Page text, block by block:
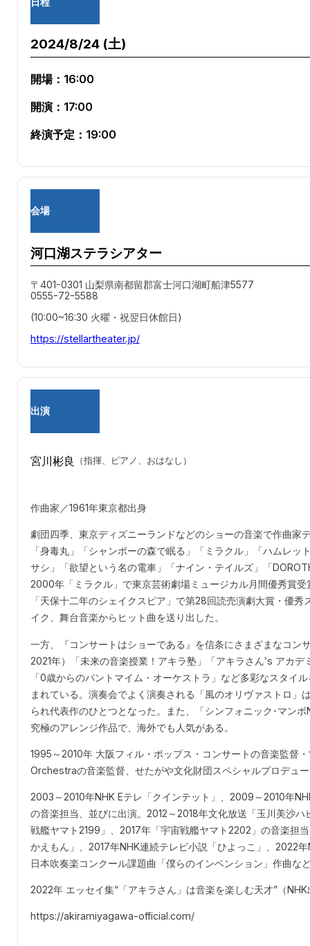
2024/8/24 (土)
開場：16:00
開演：17:00
終演予定：19:00
会場
河口湖ステラシアター
〒401-0301 山梨県南都留郡富士河口湖町船津5577
0555-72-5588
(10:00~16:30 火曜・祝翌日休館日)
https://stellartheater.jp/
出演
宮川彬良 （指揮、ピアノ、おはなし）
作曲家／1961年東京都出身
劇団四季、東京ディズニーランドなどのショーの音楽で作曲家
「身毒丸」「シャンポーの森で眠る」「ミラクル」「ハムレ
サシ」「欲望という名の電車」「ナイン・テイルズ」「
2000年「ミラクル」で東京芸術劇場ミュージカル月間優秀賞
「天保十二年のシェイクスピア」で第28回読売演劇大賞・優
イク、舞台音楽からヒット曲を送り出した。
一方、『コンサートはショーである』を信条にさまざまなコ
2021年）「未来の音楽授業！アキラ塾」「アキラさん’s アカ
「0歳からのパントマイム・オーケストラ」など多彩なスタイ
まれている。演奏会でよく演奏される「風のオリヴァストロ
られ代表作のひとつとなった。また、「シンフォニック･マン
究極のアレンジ作品で、海外でも人気がある。
1995～2010年 大阪フィル・ポップス・コンサートの音楽監督
Orchestraの音楽監督、せたがや文化財団スペシャルプロデュ
2003～2010年NHK Eテレ「クインテット」、2009～2010年
の音楽担当、並びに出演。2012～2018年文化放送「玉川美沙
戦艦ヤマト2199」、2017年「宇宙戦艦ヤマト2202」の音楽担
かえもん」、2017年NHK連続テレビ小説「ひよっこ」、2022
日本吹奏楽コンクール課題曲「僕らのインベンション」作曲な
2022年 エッセイ集“「アキラさん」は音楽を楽しむ天才”（
https://akiramiyagawa-official.com/